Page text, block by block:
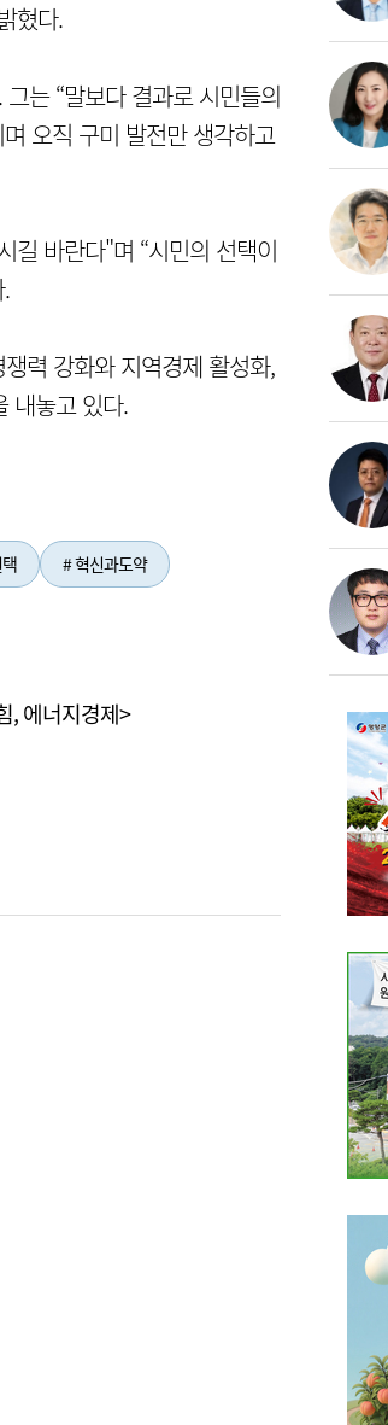
혔다.
는 “말보다 결과로 시민들의
오직 구미 발전만 생각하고
길 바란다"며 “시민의 선택이
력 강화와 지역경제 활성화,
내놓고 있다.
# 혁신과도약
, 에너지경제>
13:24